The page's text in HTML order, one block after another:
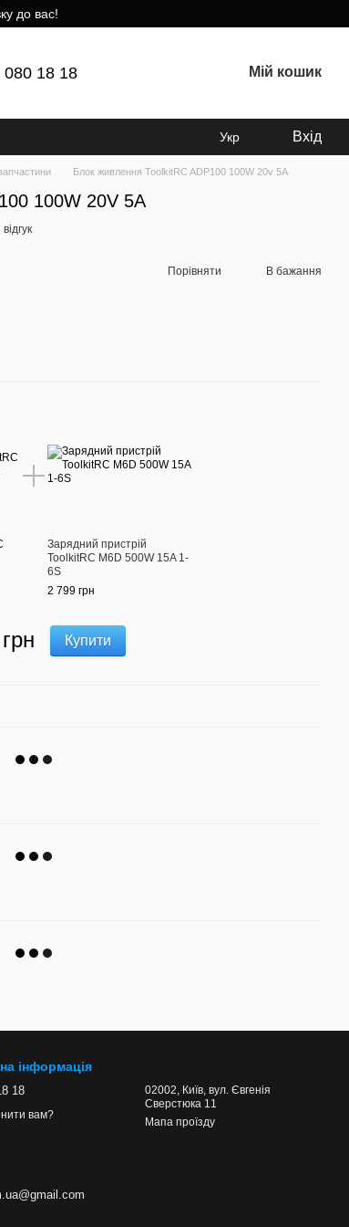
до вас!
080 18 18 Мій кошик
Укр Вхід
Блок живлення ToolkitRC ADP100 100W 20v 5A
100W 20V 5A
Порівняти В бажання
Зарядний пристрій
ToolkitRC M6D 500W 15A 1-
6S
2 799 грн
Купити
інформація
18
вам?
02002, Київ, вул. Євгенія
Сверстюка 11
Мапа проїзду